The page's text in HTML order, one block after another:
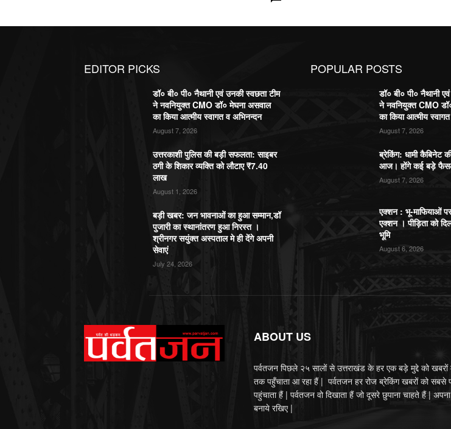
EDITOR PICKS
डॉ० बी० पी० नैथानी एवं उनकी स्वछता टीम
ने नवनियुक्त CMO डॉ० मेघना असवाल
का किया आत्मीय स्वागत व अभिनन्दन
August 7, 2026
उत्तरकाशी पुलिस की बड़ी सफलता: साइबर
ठगी के शिकार व्यक्ति को लौटाए ₹7.40
लाख
August 1, 2026
बड़ी खबर: जन भावनाओं का हुआ सम्मान,डॉ
पुजारी का स्थानांतरण हुआ निरस्त ।
श्रीनगर सयुंक्त अस्पताल मे ही देंगे अपनी
सेवाएं
July 24, 2026
POPULAR POSTS
डॉ० बी० पी० नैथानी
ने नवनियुक्त CMO
का किया आत्मीय
August 7, 2026
ब्रेकिंग: धामी कैबिनेट
आज। होंगे कई बड़े
August 7, 2026
एक्शन : भू-माफियाओं
एक्शन । पीड़िता को
भूमि
August 6, 2026
ABOUT US
पर्वतजन पिछले २५ सालों से उत्तराखंड के हर एक बड़े मुद्दे को
तक पहुँचाता आ रहा हैं | पर्वतजन हर रोज ब्रेकिंग खबरों को
पहुंचाता हैं | पर्वतजन वो दिखाता हैं जो दूसरे छुपाना चाहते हैं |
बनाये रखिए |